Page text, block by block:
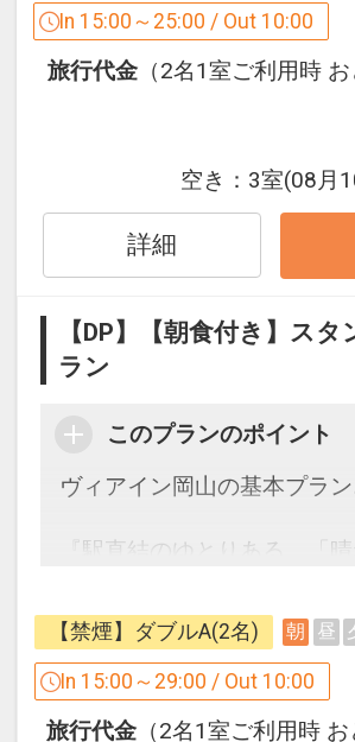
た上質な空間をご用意。
★★掲載されているプランは
ご予約、お待ち申し上げて
設定期間：2024年12月24日
月30日
200000036990
In 15:00～25:00 / Out 10:00
旅行代金 （2名1室ご利用時
空き： 3室(08月
詳細
【DP】【朝食付き】ス
ラン
このプランのポイント
ヴィアイン岡山の基本プラン
『駅直結のゆとりある、「晴
をコンセプトに、外装・内装
た上質な空間をご用意。
【禁煙】ダブルA(2名) 朝 昼
In 15:00～29:00 / Out 10:00
旅行代金 （2名1室ご利用時